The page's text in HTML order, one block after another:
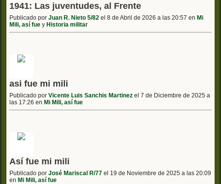
1941: Las juventudes, al Frente
Publicado por Juan R. Nieto 5/82 el 8 de Abril de 2026 a las 20:57 en Mi
Mili, así fue y Historia militar
asi fue mi mili
Publicado por Vicente Luis Sanchis Martinez el 7 de Diciembre de 2025 a
las 17:26 en Mi Mili, así fue
Así fue mi mili
Publicado por José Mariscal R/77 el 19 de Noviembre de 2025 a las 20:09
en Mi Mili, así fue